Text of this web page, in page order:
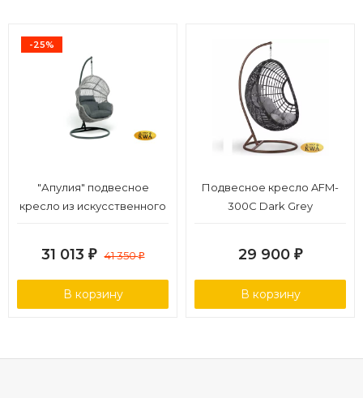
-25%
"Апулия" подвесное
кресло из искусственного
31 013 ₽ 41 350₽
В корзину
Подвесное кресло AFM-
300C Dark Grey
29 900 ₽
В корзину